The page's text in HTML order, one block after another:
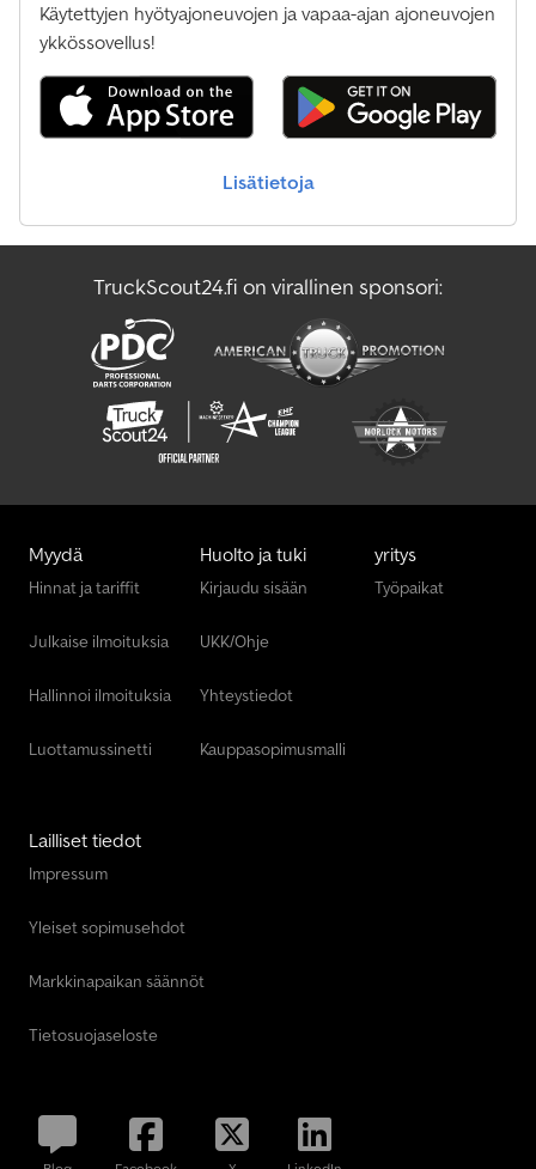
Käytettyjen hyötyajoneuvojen ja vapaa-ajan ajoneuvojen
ykkössovellus!
Lisätietoja
TruckScout24.fi on virallinen sponsori:
Myydä
Hinnat ja tariffit
Julkaise ilmoituksia
Hallinnoi ilmoituksia
Luottamussinetti
Huolto ja tuki
Kirjaudu sisään
UKK/Ohje
Yhteystiedot
Kauppasopimusmalli
yritys
Työpaikat
Lailliset tiedot
Impressum
Yleiset sopimusehdot
Markkinapaikan säännöt
Tietosuojaseloste